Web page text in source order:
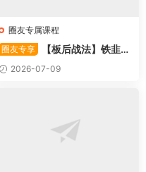
圈友专属课程
圈友专享
【板后战法】铁韭菜
板后强势战法
2026-07-09